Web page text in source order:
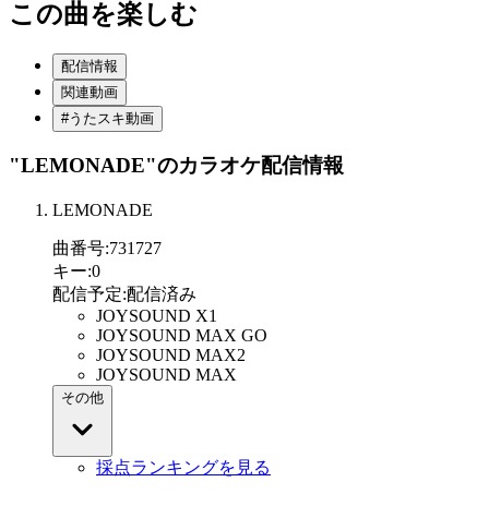
この曲を楽しむ
配信情報
関連動画
#うたスキ動画
"LEMONADE"のカラオケ配信情報
LEMONADE
曲番号:731727
キー:0
配信予定:配信済み
JOYSOUND X1
JOYSOUND MAX GO
JOYSOUND MAX2
JOYSOUND MAX
その他
採点ランキングを見る